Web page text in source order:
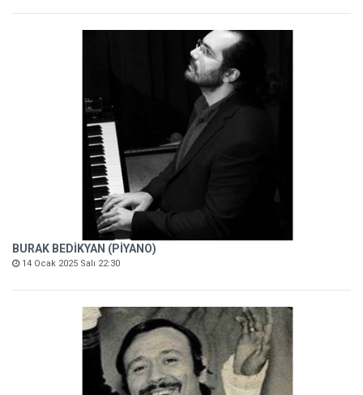
BURAK BEDİKYAN (PİYANO)
14 Ocak 2025 Salı 22:30